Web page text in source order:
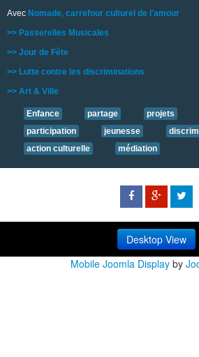
Avec Nomade, carrefour culturel de l'amour
>> Passerelles Musicales
>> Jour de Fête
>> Lutte contre les discriminations
>> Art & Ville
Enfance partage projets
participation
jeunesse
action culturelle
médiation
Desktop View
Mobile Joomla Displayby